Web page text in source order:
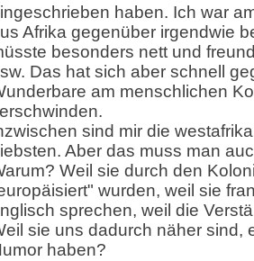
haben. Ich war
Afrika gegenüber irgendwie
besonders nett und
Das hat sich aber schnell
am menschlichen
sind mir die
Aber das muss man
Weil sie durch den
wurden, weil sie
sprechen, weil die
sie uns dadurch näher sind,
haben?